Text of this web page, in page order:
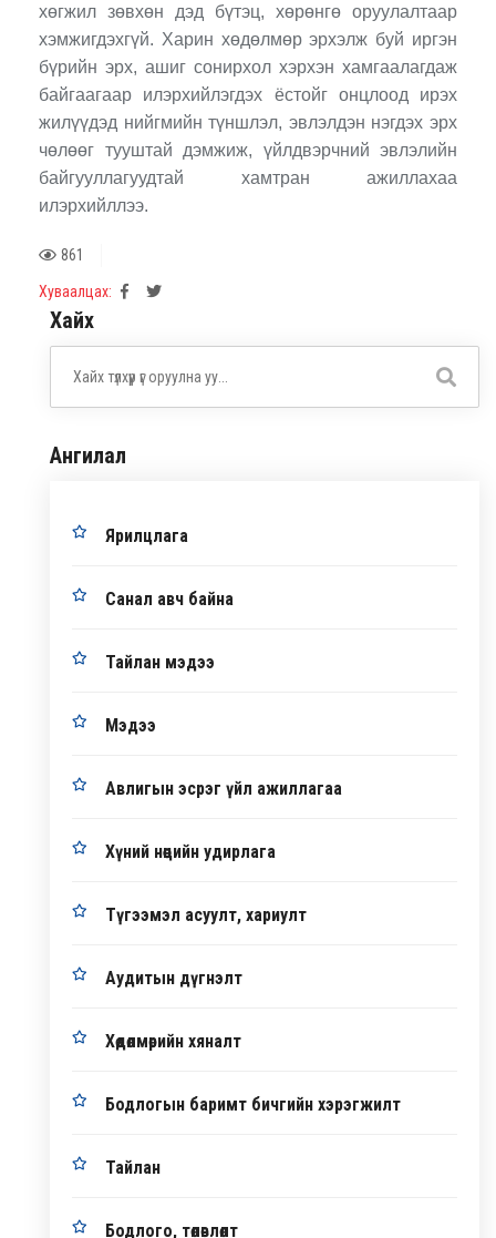
хөгжил зөвхөн дэд бүтэц, хөрөнгө оруулалтаар
хэмжигдэхгүй. Харин хөдөлмөр эрхэлж буй иргэн
бүрийн эрх, ашиг сонирхол хэрхэн хамгаалагдаж
байгаагаар илэрхийлэгдэх ёстойг онцлоод ирэх
жилүүдэд нийгмийн түншлэл, эвлэлдэн нэгдэх эрх
чөлөөг тууштай дэмжиж, үйлдвэрчний эвлэлийн
байгууллагуудтай хамтран ажиллахаа
илэрхийллээ.
861
Хуваалцах:
Хайх
Ангилал
Ярилцлага
Санал авч байна
Тайлан мэдээ
Мэдээ
Авлигын эсрэг үйл ажиллагаа
Хүний нөөцийн удирлага
Түгээмэл асуулт, хариулт
Аудитын дүгнэлт
Хөдөлмөрийн хяналт
Бодлогын баримт бичгийн хэрэгжилт
Тайлан
Бодлого, төлөвлөлт